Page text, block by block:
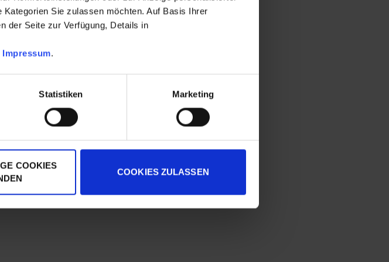
Sie zulassen möchten. Auf Basis Ihrer
der Seite zur Verfügung, Details in
Impressum.
Statistiken Marketing
COOKIES
COOKIES ZULASSEN
ins Soll stellen